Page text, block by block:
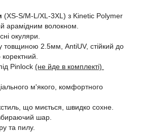
(XS-S/M-L/XL-3XL) з Kinetic Polymer
арамідним волокном.
окуляри.
товщиною 2.5мм, AntiUV, стійкий до
Pinlock (не йде в комплекті)
м'якого, комфортного
що миється, швидко сохне.
шар.
та пилу.